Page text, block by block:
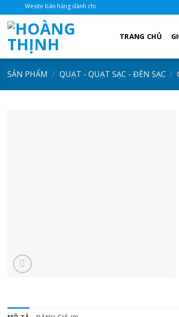
to
content
bán hàng dành cho đại lý
TRANG CHỦ
SẢN PHẨM / QUẠT - QUẠT SẠC - ĐÈN SẠC /